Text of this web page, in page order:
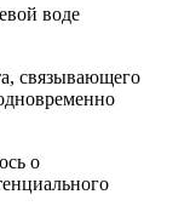
воде
связывающего
о